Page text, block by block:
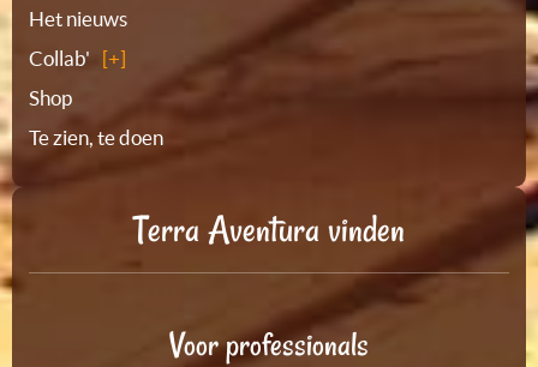
Het nieuws
Collab'
Shop
Te zien, te doen
Terra Aventura vinden
Voor professionals